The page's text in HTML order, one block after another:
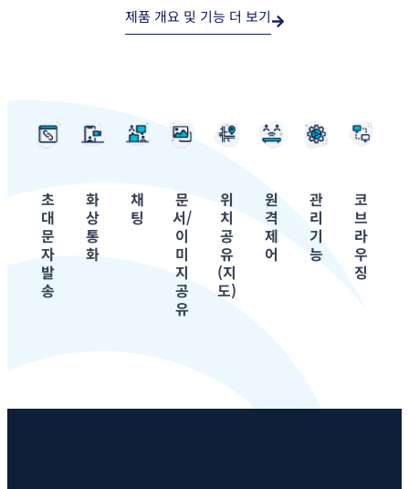
초
대
문
자
발
송
화
상
통
화
채
팅
문
서/
이
미
지
공
유
위
치
공
유
(지
도)
원
격
제
어
관
리
기
능
코
브
라
우
징
제품 개요 및 기능 더 보기